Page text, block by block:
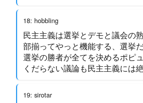
18: hobbling
民主主義は選挙とデモと議会の
部揃ってやっと機能する、選挙
選挙の勝者が全てを決めるポピ
くだらない議論も民主主義には
19: sirotar